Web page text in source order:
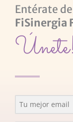
Entérate
FiSinergia
Únete!